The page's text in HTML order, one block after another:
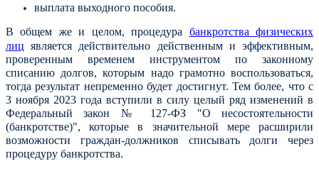
выплата выходного пособия.
В общем же и целом, процедура
банкротствафизических
лиц является действительно действенным и эффективным,
проверенным временем инструментом по законному
списанию долгов,которым надо грамотно воспользоваться,
тогда результат непременно будет достигнут. Тем более, что с
3 ноября 2023 года вступили в силу целый ряд изменений в
Федеральный закон № 127-ФЗ "О несостоятельности
(банкротстве)", которые в значительной мере расширили
возможности граждан-должников списывать долги через
процедуру банкротства.